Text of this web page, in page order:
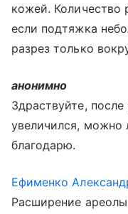
кожей. Количество
если подтяжка
разрез только
анонимно
Здраствуйте,
увеличился, можно
благодарю.
Ефименко
Расширение